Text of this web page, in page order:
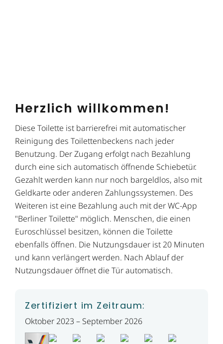
Herzlich willkommen!
Diese Toilette ist barrierefrei mit automatischer
Reinigung des Toilettenbeckens nach jeder
Benutzung. Der Zugang erfolgt nach Bezahlung
durch eine sich automatisch öffnende Schiebetür.
Gezahlt werden kann nur noch bargeldlos, also mit
Geldkarte oder anderen Zahlungssystemen. Des
Weiteren ist eine Bezahlung auch mit der WC-App
"Berliner Toilette" möglich. Menschen, die einen
Euroschlüssel besitzen, können die Toilette
ebenfalls öffnen. Die Nutzungsdauer ist 20 Minuten
und kann verlängert werden. Nach Ablauf der
Nutzungsdauer öffnet die Tür automatisch.
Zertifiziert im Zeitraum:
Oktober 2023 – September 2026